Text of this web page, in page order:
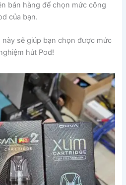
bán hàng để chọn mức công
của bạn.
sẽ giúp bạn chọn được mức
hút Pod!